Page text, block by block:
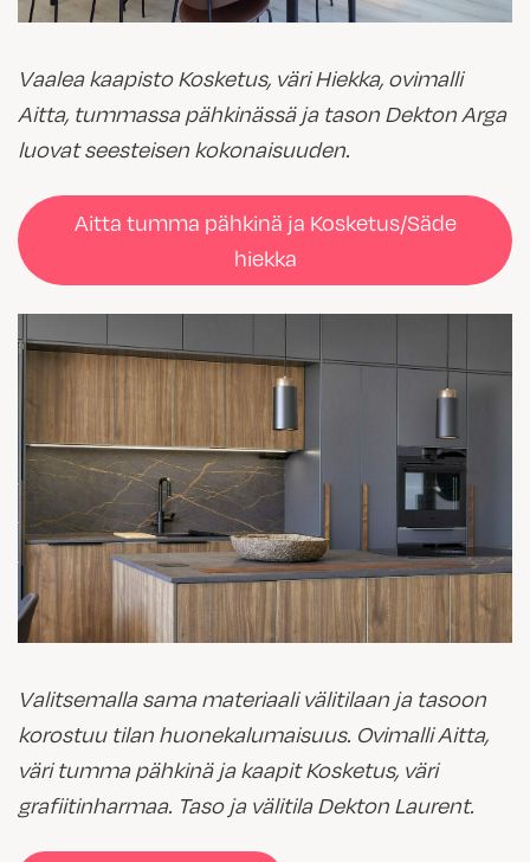
Vaalea kaapisto Kosketus, väri Hiekka, ovimalli
Aitta, tummassa pähkinässä ja tason Dekton Arga
luovat seesteisen kokonaisuuden.
Aitta tumma pähkinä ja Kosketus/Säde
hiekka
Valitsemalla sama materiaali välitilaan ja tasoon
korostuu tilan huonekalumaisuus. Ovimalli Aitta,
väri tumma pähkinä ja kaapit Kosketus, väri
grafiitinharmaa. Taso ja välitila Dekton Laurent.